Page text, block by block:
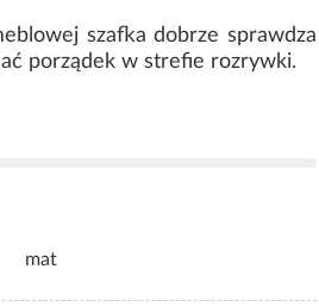
szafka dobrze sprawdza
porządek w strefie rozrywki.
mat